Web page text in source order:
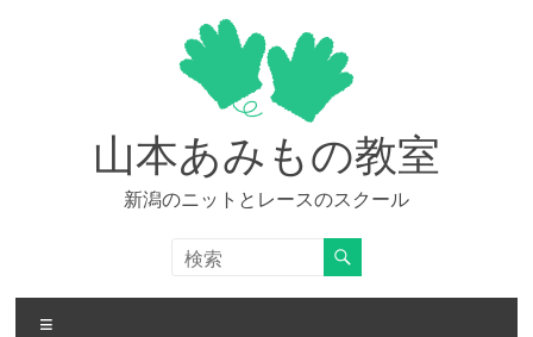
山本あみもの教室
新潟のニットとレースのスクール